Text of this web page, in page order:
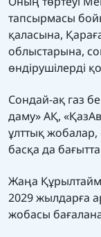
тапсырмасы
қаласына,
облыстарына,
өндірушілерді
Сондай-ақ газ
даму» АҚ,
ұлттық жобалар,
басқа да
Жаңа
2029 жылдарға
жобасы